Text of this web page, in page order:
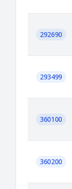
292690
293499
360100
360200